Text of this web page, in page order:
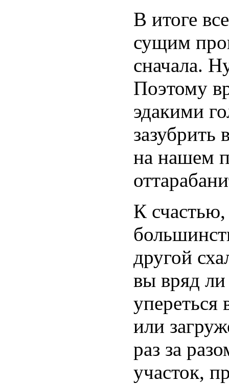
В итоге
сущим
сначала.
Поэтому
эдакими
зазубрить
на нашем
К счастью,
другой
вы вряд
упереться
или
раз за
участок,